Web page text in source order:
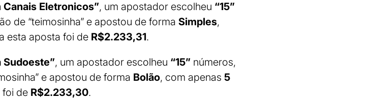
Canais Eletronicos”, um apostador escolheu “15”
de “teimosinha” e apostou de forma Simples,
esta aposta foi de R$2.233,31.
Sudoeste”, um apostador escolheu “15” números,
e apostou de forma Bolão, com apenas 5
foi de R$2.233,30.